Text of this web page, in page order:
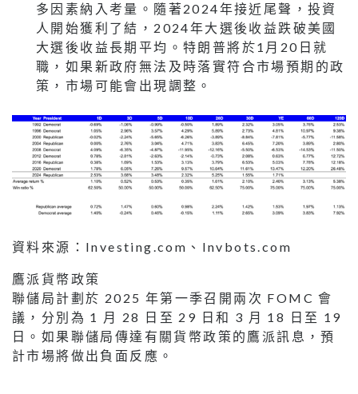
多因素納入考量。隨著2024年接近尾聲，投資
人開始獲利了結，2024年大選後收益跌破美國
大選後收益長期平均。特朗普將於1月20日就
職，如果新政府無法及時落實符合市場預期的政
策，市場可能會出現調整。
資料來源：Investing.com、Invbots.com
鷹派貨幣政策
聯儲局計劃於 2025 年第一季召開兩次 FOMC 會
議，分別為 1 月 28 日至 29 日和 3 月 18 日至 19
日。如果聯儲局傳達有關貨幣政策的鷹派訊息，預
計市場將做出負面反應。